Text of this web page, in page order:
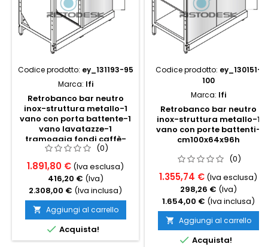
Codice prodotto: ey_131193-95
Marca: Ifi
Retrobanco bar neutro
inox-struttura metallo-1
vano con porta battente-1
vano lavatazze-1
tramoggia fondi caffè-
cm100x64x91h
(0)
1.891,80 € (Iva esclusa)
416,20 € (Iva)
2.308,00 € (Iva inclusa)
 Aggiungi al carrello
 Acquista!
Codice prodotto: ey_130151-
100
Marca: Ifi
Retrobanco bar neutro
inox-struttura metallo-1
vano con porte battenti-
cm100x64x96h
(0)
1.355,74 € (Iva esclusa)
298,26 € (Iva)
1.654,00 € (Iva inclusa)
 Aggiungi al carrello
 Acquista!